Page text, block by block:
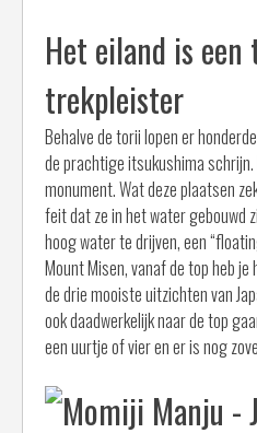
Het eiland is
trekpleister
Behalve de torii lopen er
de prachtige itsukushima
monument. Wat deze plaatsen
feit dat ze in het water gebouwd
hoog water te drijven, een
Mount Misen, vanaf de top heb
de drie mooiste uitzichten van
ook daadwerkelijk naar de top
een uurtje of vier en er is nog